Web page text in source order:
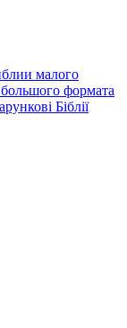
малого
формата
Біблії